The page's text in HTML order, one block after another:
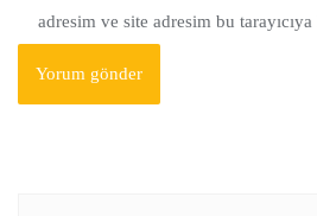
adresim ve site adresim bu